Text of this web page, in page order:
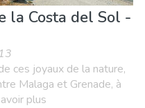
la Costa del Sol -
ces joyaux de la nature,
Malaga et Grenade, à
plus